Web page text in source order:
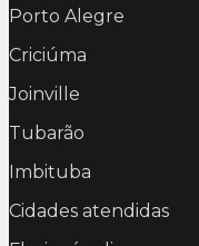
Porto Alegre
Criciúma
Joinville
Tubarão
Imbituba
Cidades atendidas